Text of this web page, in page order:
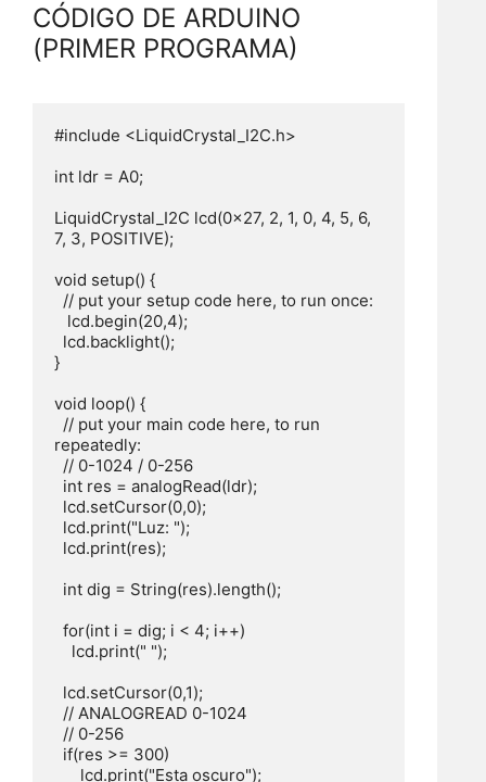
CÓDIGO DE ARDUINO
(PRIMER PROGRAMA)
#include <LiquidCrystal_I2C.h>
int ldr = A0;
LiquidCrystal_I2C lcd(0x27, 2, 1, 0, 4, 5, 6,
7, 3, POSITIVE);
void setup() {
}
void loop() {
repeatedly: